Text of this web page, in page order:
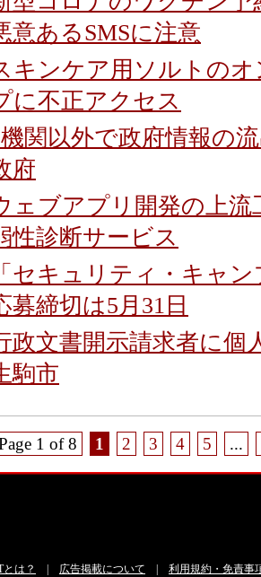
意あるSMSに注意
キンケア用ソルトの
に不正アクセス
関以外で政府情報の
府
ェブアプリ開発の上流
性診断サービス
「セキュリティ・キャ
募締切は5月31日
政文書開示請求者に個
駒市
1 of 8 1 2 3 4 5 ...
とは？ 広告掲載について
利用規約・免責事